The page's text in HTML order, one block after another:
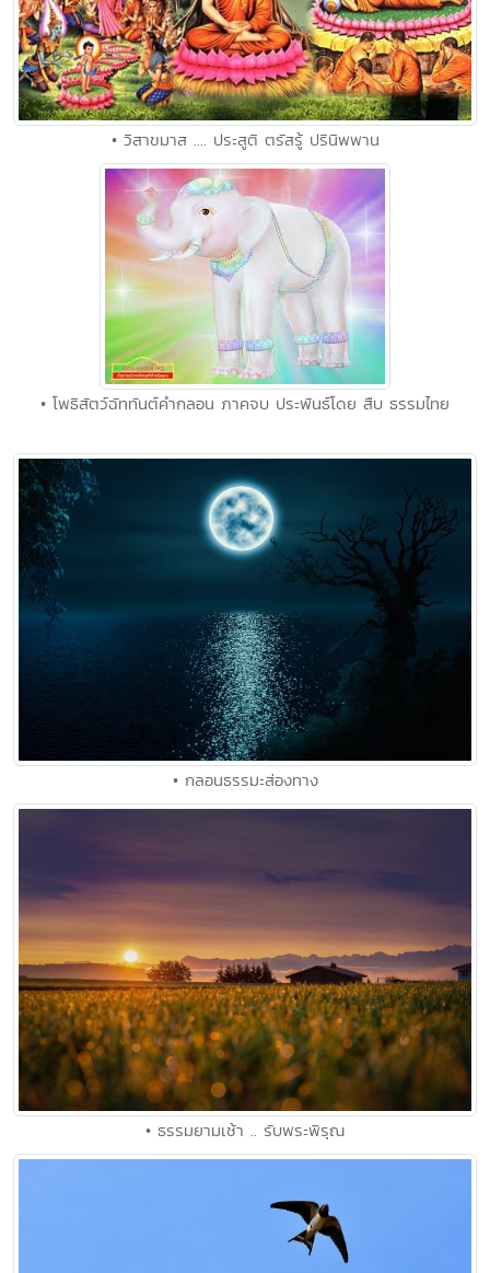
• วิสาขมาส .... ประสูติ ตรัสรู้ ปรินิพพาน
• โพธิสัตว์ฉัททันต์คำกลอน ภาคจบ ประพันธ์โดย สืบ ธรรมไทย
• กลอนธรรมะส่องทาง
• ธรรมยามเช้า .. รับพระพิรุณ